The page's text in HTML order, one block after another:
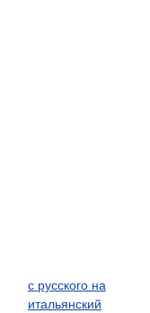
с русского на
итальянский